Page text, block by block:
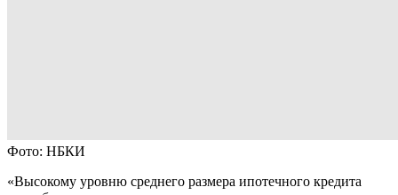
Фото: НБКИ
«Высокому уровню среднего размера ипотечного кредита